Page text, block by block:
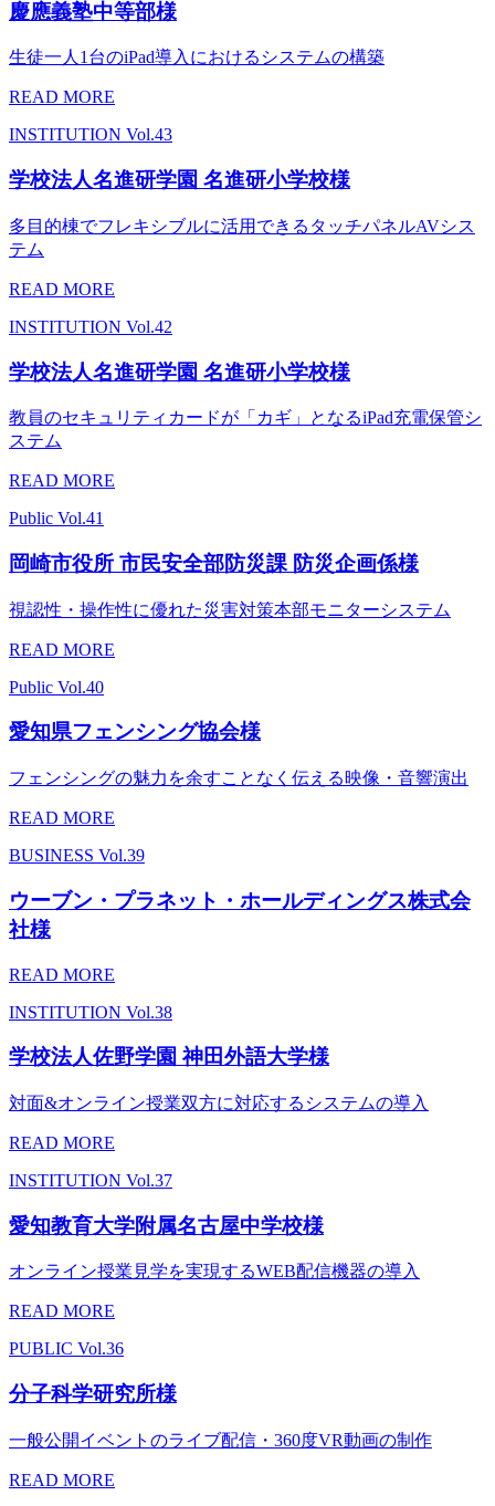
慶應義塾中等部様
生徒一人1台のiPad導入におけるシステムの構築
READ MORE
INSTITUTION Vol.43
学校法人名進研学園 名進研小学校様
多目的棟でフレキシブルに活用できるタッチパネルAVシス
テム
READ MORE
INSTITUTION Vol.42
学校法人名進研学園 名進研小学校様
教員のセキュリティカードが「カギ」となるiPad充電保管シ
ステム
READ MORE
Public Vol.41
岡崎市役所 市民安全部防災課 防災企画係様
視認性・操作性に優れた災害対策本部モニターシステム
READ MORE
Public Vol.40
愛知県フェンシング協会様
フェンシングの魅力を余すことなく伝える映像・音響演出
READ MORE
BUSINESS Vol.39
ウーブン・プラネット・ホールディングス株式会
社様
READ MORE
INSTITUTION Vol.38
学校法人佐野学園 神田外語大学様
対面&オンライン授業双方に対応するシステムの導入
READ MORE
INSTITUTION Vol.37
愛知教育大学附属名古屋中学校様
オンライン授業見学を実現するWEB配信機器の導入
READ MORE
PUBLIC Vol.36
分子科学研究所様
一般公開イベントのライブ配信・360度VR動画の制作
READ MORE